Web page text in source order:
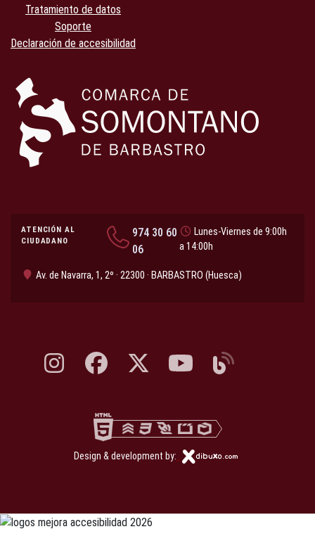
Tratamiento de datos
Soporte
Declaración de accesibilidad
ATENCIÓN AL
CIUDADANO
974 30 60
06
Lunes-Viernes de 9:00h
a 14:00h
Av. de Navarra, 1, 2º · 22300 · BARBASTRO (Huesca)
Instagram, abre en nueva pestaña
Facebook, abre en nueva pestaña
X, antes Twitter, abre en nueva pestaña
YouTube, abre en nueva
Blog, abre en nueva
Design & development by: